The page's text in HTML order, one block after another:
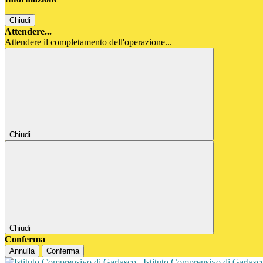
Chiudi
Attendere...
Attendere il completamento dell'operazione...
Chiudi
Chiudi
Conferma
Annulla Conferma